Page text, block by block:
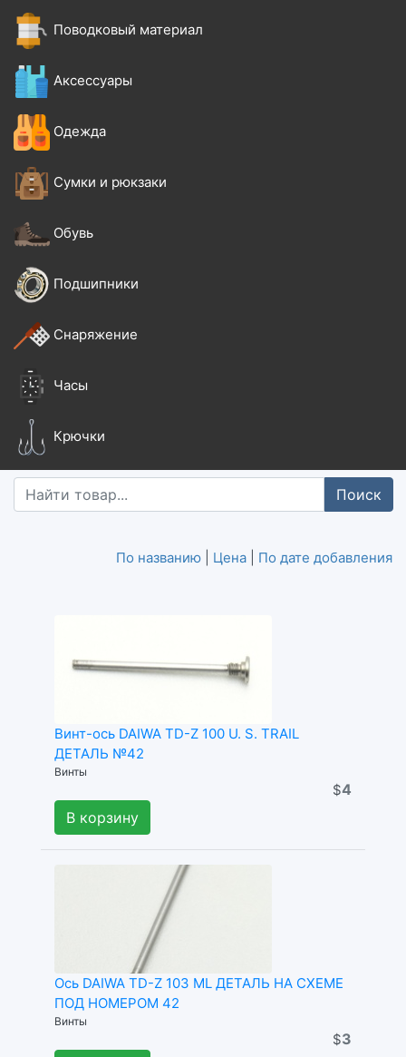
Поводковый материал
Аксессуары
Одежда
Сумки и рюкзаки
Обувь
Подшипники
Снаряжение
Часы
Крючки
Поиск
По названию Цена По дате добавления
Винт-ось DAIWA TD-Z 100 U. S. TRAIL
ДЕТАЛЬ №42
Винты
$4
В корзину
Ось DAIWA TD-Z 103 ML ДЕТАЛЬ НА СХЕМЕ
ПОД НОМЕРОМ 42
Винты
$3